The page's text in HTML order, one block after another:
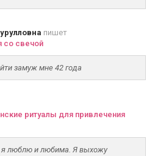
пишет
со свечой
замуж мне 42 года
ритуалы для привлечения
люблю и любима. Я выхожу